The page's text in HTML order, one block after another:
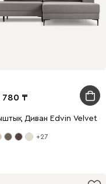
780
Диван Edvin Velvet
+27